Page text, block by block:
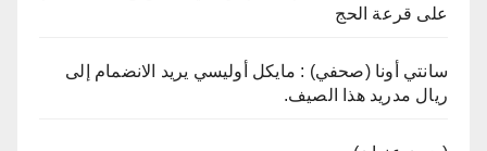
على قرعة الحج
سانتي أونا (صحفي) : مايكل أوليسي يريد الانضمام إلى
ريال مدريد هذا الصيف.